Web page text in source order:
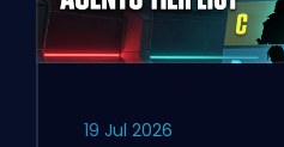
19 Jul 2026